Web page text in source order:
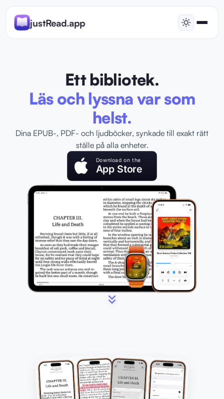
justRead.app
Ett bibliotek.
Läs och lyssna var som
helst.
Dina EPUB-, PDF- och ljudböcker, synkade till exakt rätt
ställe på alla enheter.
Download on the
App Store